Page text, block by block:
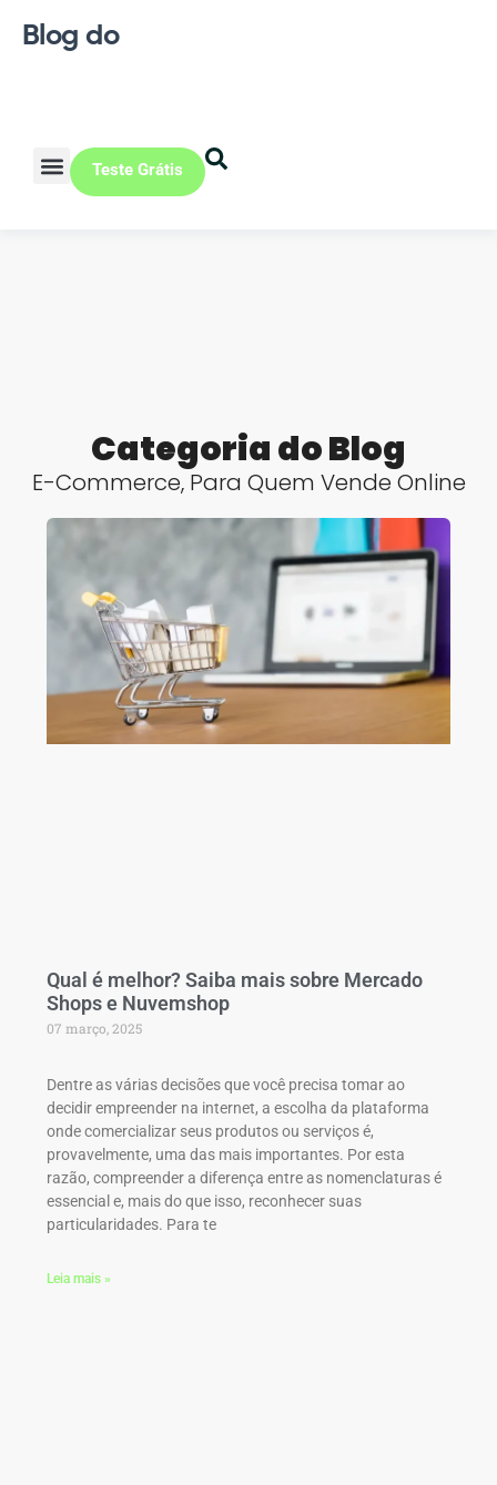
Blog do
Teste Grátis
Categoria do Blog
E-Commerce, Para Quem Vende Online
Qual é melhor? Saiba mais sobre Mercado
Shops e Nuvemshop
07 março, 2025
Dentre as várias decisões que você precisa tomar ao
decidir empreender na internet, a escolha da plataforma
onde comercializar seus produtos ou serviços é,
provavelmente, uma das mais importantes. Por esta
razão, compreender a diferença entre as nomenclaturas é
essencial e, mais do que isso, reconhecer suas
particularidades. Para te
Leia mais »